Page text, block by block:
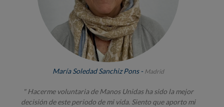
María Soledad Sanchiz Pons - Madrid
" Hacerme voluntaria de Manos Unidas ha sido la mejor
decisión de este periodo de mi vida. Siento que aporto mi